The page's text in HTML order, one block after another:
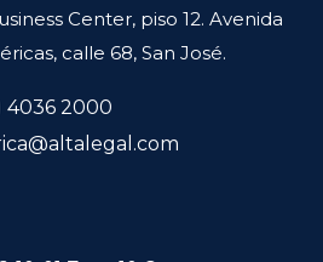
Center, piso 12. Avenida
calle 68, San José.
4036 2000